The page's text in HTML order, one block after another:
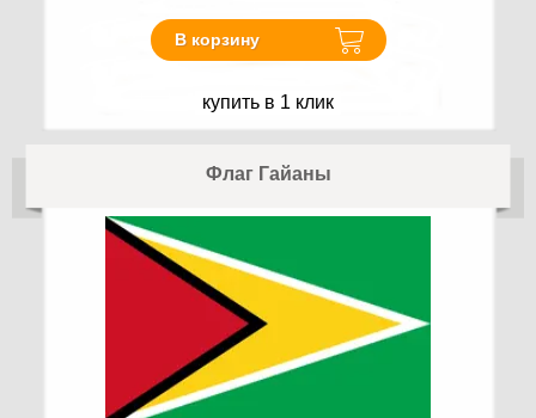
В корзину
купить в 1 клик
Флаг Гайаны